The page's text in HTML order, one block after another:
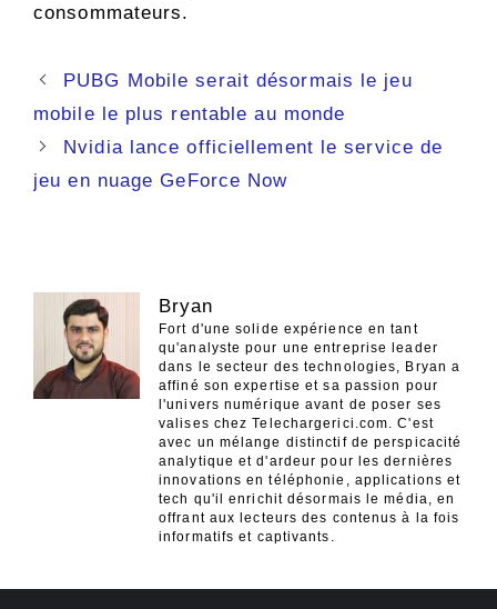
consommateurs.
Navigation
des
PUBG Mobile serait désormais le jeu
mobile le plus rentable au monde
Nvidia lance officiellement le service de
jeu en nuage GeForce Now
Bryan
Fort d'une solide expérience en tant
qu'analyste pour une entreprise leader
dans le secteur des technologies, Bryan a
affiné son expertise et sa passion pour
l'univers numérique avant de poser ses
valises chez Telechargerici.com. C'est
avec un mélange distinctif de perspicacité
analytique et d'ardeur pour les dernières
innovations en téléphonie, applications et
tech qu'il enrichit désormais le média, en
offrant aux lecteurs des contenus à la fois
informatifs et captivants.